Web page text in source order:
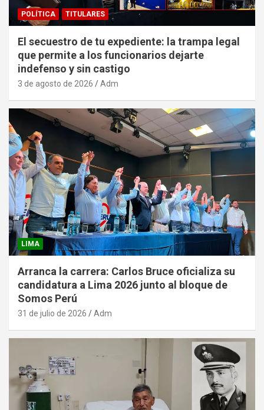
POLÍTICA TITULARES
El secuestro de tu expediente: la trampa legal
que permite a los funcionarios dejarte
indefenso y sin castigo
3 de agosto de 2026 Adm
LIMA
Arranca la carrera: Carlos Bruce oficializa su
candidatura a Lima 2026 junto al bloque de
Somos Perú
31 de julio de 2026 Adm